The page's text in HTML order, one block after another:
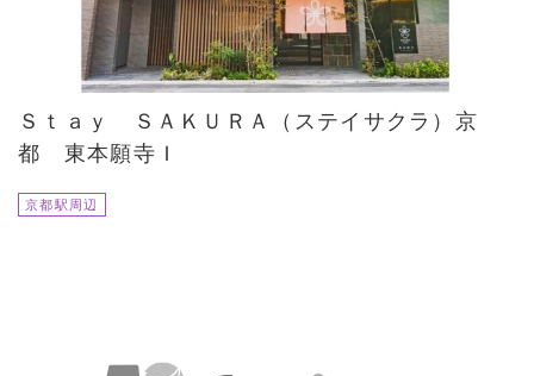
Ｓｔａｙ ＳＡＫＵＲＡ（ステイサクラ）京
都 東本願寺Ｉ
京都駅周辺